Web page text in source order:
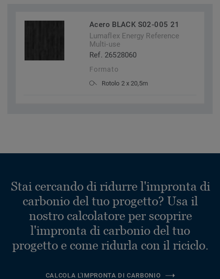
Acero BLACK S02-005 21
Lumaflex Energy Reference
Multi-use
Ref. 26528060
Formato
Rotolo 2 x 20,5m
Stai cercando di ridurre l'impronta di
carbonio del tuo progetto? Usa il
nostro calcolatore per scoprire
l'impronta di carbonio del tuo
progetto e come ridurla con il riciclo.
CALCOLA L'IMPRONTA DI CARBONIO